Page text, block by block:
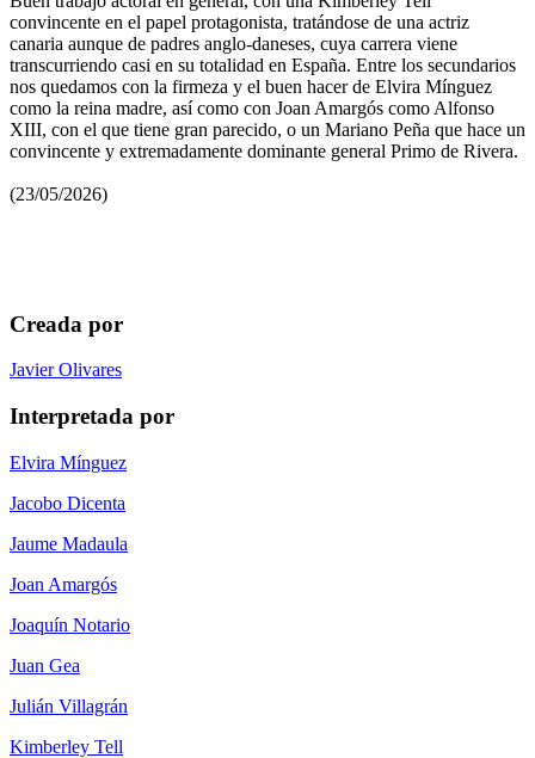
convincente en el papel protagonista, tratándose de una actriz
canaria aunque de padres anglo-daneses, cuya carrera viene
transcurriendo casi en su totalidad en España. Entre los secundarios
nos quedamos con la firmeza y el buen hacer de Elvira Mínguez
como la reina madre, así como con Joan Amargós como Alfonso
XIII, con el que tiene gran parecido, o un Mariano Peña que hace un
convincente y extremadamente dominante general Primo de Rivera.
(23/05/2026)
Creada por
Javier Olivares
Interpretada por
Elvira Mínguez
Jacobo Dicenta
Jaume Madaula
Joan Amargós
Joaquín Notario
Juan Gea
Julián Villagrán
Kimberley Tell